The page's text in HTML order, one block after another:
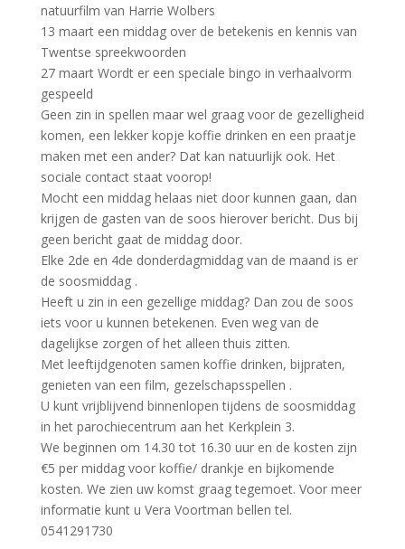
natuurfilm van Harrie Wolbers
13 maart een middag over de betekenis en kennis van
Twentse spreekwoorden
27 maart Wordt er een speciale bingo in verhaalvorm
gespeeld
Geen zin in spellen maar wel graag voor de gezelligheid
komen, een lekker kopje koffie drinken en een praatje
maken met een ander? Dat kan natuurlijk ook. Het
sociale contact staat voorop!
Mocht een middag helaas niet door kunnen gaan, dan
krijgen de gasten van de soos hierover bericht. Dus bij
geen bericht gaat de middag door.
Elke 2de en 4de donderdagmiddag van de maand is er
de soosmiddag .
Heeft u zin in een gezellige middag? Dan zou de soos
iets voor u kunnen betekenen. Even weg van de
dagelijkse zorgen of het alleen thuis zitten.
Met leeftijdgenoten samen koffie drinken, bijpraten,
genieten van een film, gezelschapsspellen .
U kunt vrijblijvend binnenlopen tijdens de soosmiddag
in het parochiecentrum aan het Kerkplein 3.
We beginnen om 14.30 tot 16.30 uur en de kosten zijn
€5 per middag voor koffie/ drankje en bijkomende
kosten. We zien uw komst graag tegemoet. Voor meer
informatie kunt u Vera Voortman bellen tel.
0541291730